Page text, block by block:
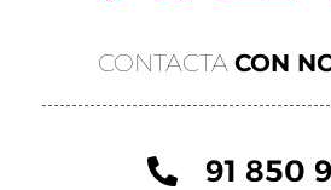
CONTACTACON
91 850